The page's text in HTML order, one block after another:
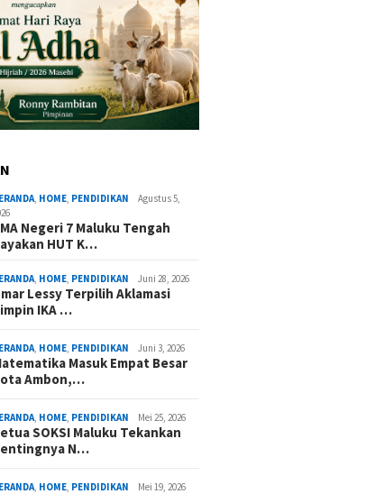
, HOME, PENDIDIKAN
Agustus 5,
Negeri 7 Maluku Tengah
HUT K…
, HOME, PENDIDIKAN Juni 28, 2026
Lessy Terpilih Aklamasi
IKA …
, HOME, PENDIDIKAN Juni 3, 2026
Masuk Empat Besar
Ambon,…
, HOME, PENDIDIKAN Mei 25, 2026
SOKSI Maluku Tekankan
N…
, HOME, PENDIDIKAN Mei 19, 2026